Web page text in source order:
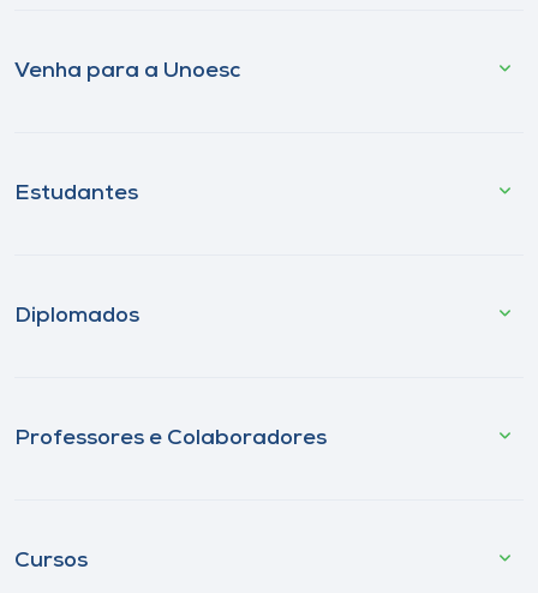
Venha para a Unoesc
Estudantes
Diplomados
Professores e Colaboradores
Cursos